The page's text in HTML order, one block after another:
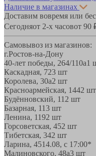
Наличие в магазинах
Доставим вовремя или
Сегодняот 2-х часовот 90
Самовывоз из магазинов:
г.Ростов-на-Дону
40-лет победы, 264/110а1
Каскадная, 723 шт
Королева, 30а2 шт
Красноармейская, 1442 шт
Будённовский, 11 2 шт
Базарная, 113 шт
Ленина, 1192 шт
Горсоветская, 452 шт
Тибетская, 342 шт
Ларина, 4514.08, с 17:00*
Малиновского, 48а3 шт